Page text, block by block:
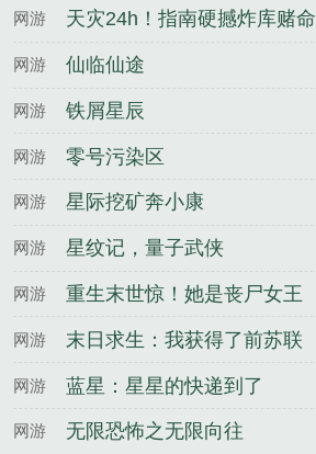
啊
网游 天灾24h！指南硬撼炸库赌命
网游 仙临仙途
网游 铁屑星辰
网游 零号污染区
网游 星际挖矿奔小康
网游 星纹记，量子武侠
网游 重生末世惊！她是丧尸女王
网游
末日求生：我获得了前苏联
物资库
网游 蓝星：星星的快递到了
网游 无限恐怖之无限向往